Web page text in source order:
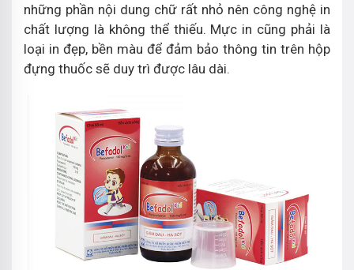
những phần nội dung chữ rất nhỏ nên công nghệ in
chất lượng là không thể thiếu. Mực in cũng phải là
loại in đẹp, bền màu để đảm bảo thông tin trên hộp
đựng thuốc sẽ duy trì được lâu dài.